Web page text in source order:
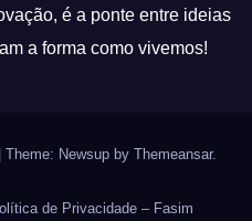
é a ponte entre ideias
a forma como vivemos!
Theme: Newsup by Themeansar.
de Privacidade – Fasim